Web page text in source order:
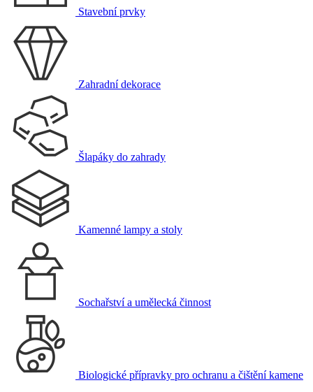
Stavební prvky
Zahradní dekorace
Šlapáky do zahrady
Kamenné lampy a stoly
Sochařství a umělecká činnost
Biologické přípravky pro ochranu a čištění kamene